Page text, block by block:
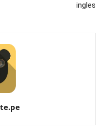
ingles